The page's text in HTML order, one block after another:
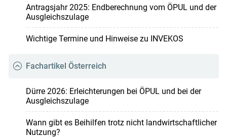
Antragsjahr 2025: Endberechnung vom ÖPUL und der
Ausgleichszulage
Wichtige Termine und Hinweise zu INVEKOS
Fachartikel Österreich
Dürre 2026: Erleichterungen bei ÖPUL und bei der
Ausgleichszulage
Wann gibt es Beihilfen trotz nicht landwirtschaftlicher
Nutzung?